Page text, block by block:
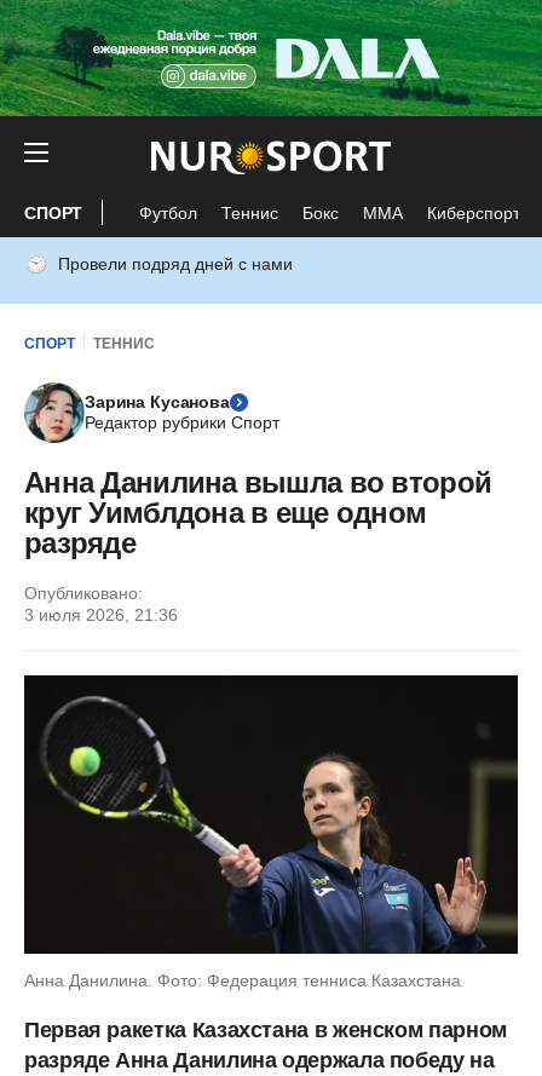
СПОРТ Футбол Теннис Бокс ММА Киберспорт
Провели подряд дней с нами
СПОРТ ТЕННИС
Зарина Кусанова
Редактор рубрики Спорт
Анна Данилина вышла во второй
круг Уимблдона в еще одном
разряде
Опубликовано:
3 июля 2026, 21:36
Анна Данилина. Фото: Федерация тенниса Казахстана
Первая ракетка Казахстана в женском парном
разряде Анна Данилина одержала победу на